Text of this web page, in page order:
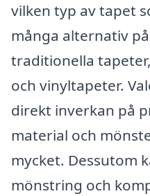
vilken typ av tapet
många alternativ
traditionella
och vinyltapeter.
direkt inverkan på
material och
mycket. Dessutom
mönstring och